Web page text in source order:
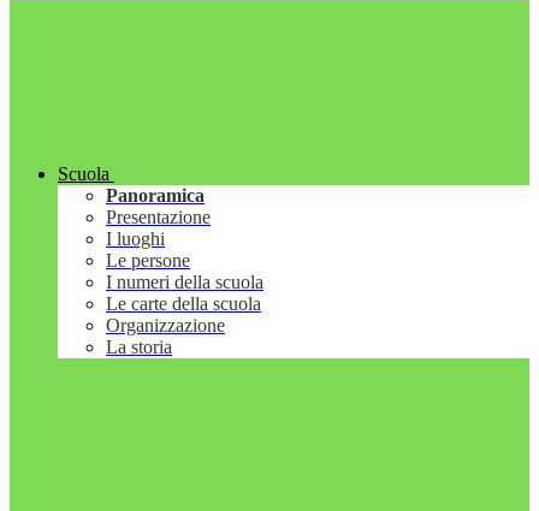
Scuola
Panoramica
Presentazione
I luoghi
Le persone
I numeri della scuola
Le carte della scuola
Organizzazione
La storia